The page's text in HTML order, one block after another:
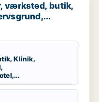
værksted, butik,
hotel,
garage til salg i
Klinik,